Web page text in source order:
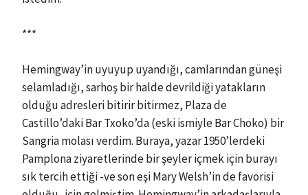
***
Hemingway’in uyuyup uyandığı, camlarından güneşi
selamladığı, sarhoş bir halde devrildiği yatakların
olduğu adresleri bitirir bitirmez, Plaza de
Castillo’daki Bar Txoko’da (eski ismiyle Bar Choko) bir
Sangria molası verdim. Buraya, yazar 1950’lerdeki
Pamplona ziyaretlerinde bir şeyler içmek için burayı
sık tercih ettiği -ve son eşi Mary Welsh’in de favorisi